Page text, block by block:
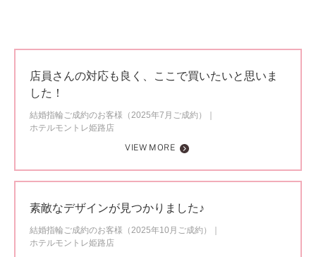
店員さんの対応も良く、ここで買いたいと思いま
した！
結婚指輪ご成約のお客様（2025年7月ご成約）
ホテルモントレ姫路店
VIEW MORE
素敵なデザインが見つかりました♪
結婚指輪ご成約のお客様（2025年10月ご成約）
ホテルモントレ姫路店